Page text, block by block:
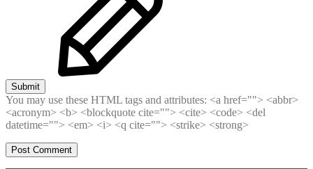
Submit
You may use these HTML tags and attributes: <a href=""> <abbr>
<acronym> <b> <blockquote cite=""> <cite> <code> <del
datetime=""> <em> <i> <q cite=""> <strike> <strong>